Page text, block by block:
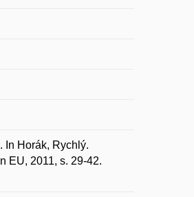
In Horák, Rychlý.
EU, 2011, s. 29-42.